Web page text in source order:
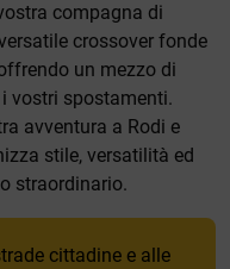
compagna di
crossover fonde
un mezzo di
vostri spostamenti.
avventura a Rodi e
stile, versatilità ed
straordinario.
cittadine e alle